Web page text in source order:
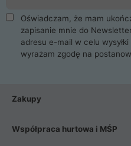
Oświadczam, że mam
zapisanie mnie do
adresu e-mail w celu
wyrażam zgodę na
Zakupy
Współpraca hurtowa i MŚP